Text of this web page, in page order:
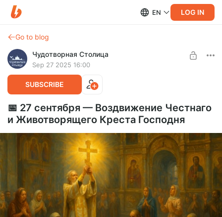
EN LOG IN
Go to blog
Чудотворная Столица
Sep 27 2025 16:00
SUBSCRIBE
📅 27 сентября — Воздвижение Честнаго
и Животворящего Креста Господня